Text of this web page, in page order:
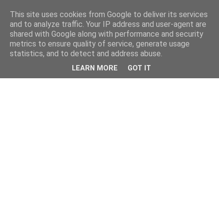
This site uses cookies from Google to deliver its services
and to analyze traffic. Your IP address and user-agent are
shared with Google along with performance and security
metrics to ensure quality of service, generate usage
statistics, and to detect and address abuse.
LEARN MORE GOT IT